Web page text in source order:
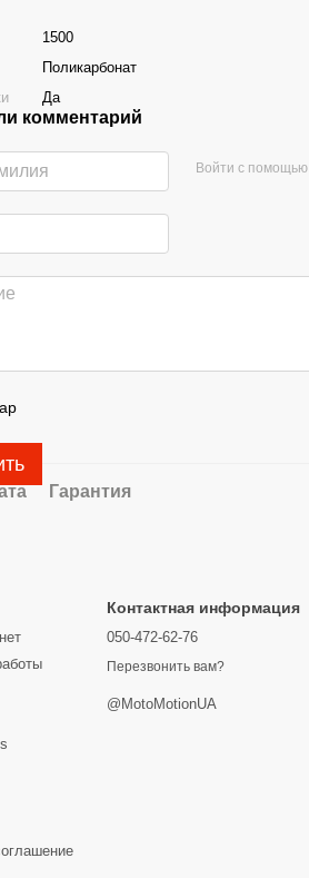
1500
Поликарбонат
Да
комментарий
Войти с помощью
Гарантия
Контактная информация
050-472-62-76
Перезвонить вам?
@MotoMotionUA